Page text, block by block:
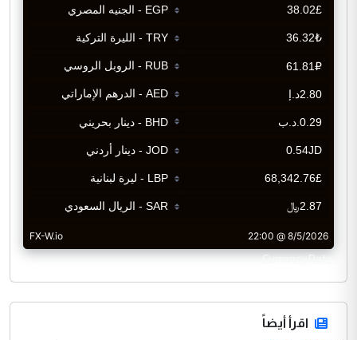
CurrencyRate
اقرأ أيضاً